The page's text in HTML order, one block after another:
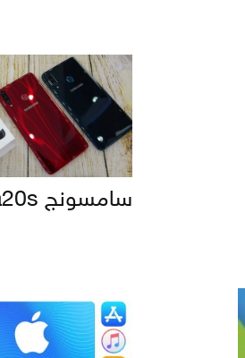
سامسونج a20s